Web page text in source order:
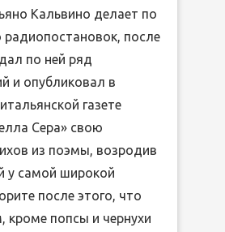
Кальвино делает по
радиопостановок, после
по ней ряд
и опубликовал в
газете
Сера» свою
из поэмы, возродив
у самой широкой
после этого, что
кроме попсы и чернухи